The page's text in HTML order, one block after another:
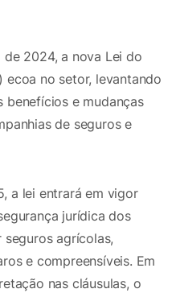
2024, a nova Lei do
ecoa no setor, levantando
benefícios e mudanças
de seguros e
a lei entrará em vigor
jurídica dos
agrícolas,
e compreensíveis. Em
nas cláusulas, o